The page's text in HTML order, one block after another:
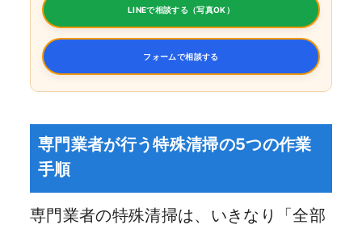
LINEで相談する（写真OK）
フォームで相談する
専門業者が行う特殊清掃の5つの作業
手順
専門業者の特殊清掃は、いきなり「全部